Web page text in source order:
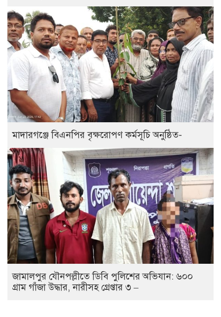
মাদারগঞ্জে বিএনপির বৃক্ষরোপণ কর্মসূচি অনুষ্ঠিত-
জামালপুর যৌনপল্লীতে ডিবি পুলিশের অভিযান: ৬০০
গ্রাম গাঁজা উদ্ধার, নারীসহ গ্রেপ্তার ৩ –